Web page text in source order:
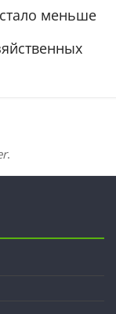
меньше
.